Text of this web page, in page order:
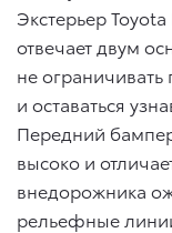
Экстерьер
отвечает двум
не
и оставаться
Передний
высоко и
внедорожника
рельефные